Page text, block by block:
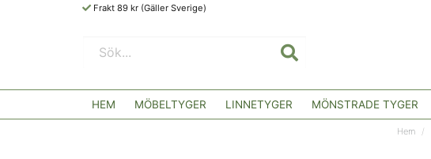
Frakt 89 kr (Gäller Sverige)
HEM MÖBELTYGER LINNETYGER MÖNSTRADE TYGER
Hem